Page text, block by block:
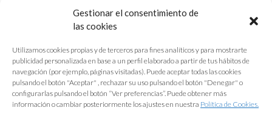
Gestionar el consentimiento de
las cookies
Utilizamos cookies propias y de terceros para fines analíticos y para mostrarte
publicidad personalizada en base a un perfil elaborado a partir de tus hábitos de
navegación (por ejemplo, páginas visitadas). Puede aceptar todas las cookies
pulsando el botón "Aceptar" , rechazar su uso pulsando el botón "Denegar" o
configurarlas pulsando el botón “Ver preferencias”. Puede obtener más
información o cambiar posteriormente los ajustes en nuestra Política de Cookies.
que desarrolla el Colegio de Arquitectos de Cádiz
E-mail *
Acepto lostérminos y condiciones de uso